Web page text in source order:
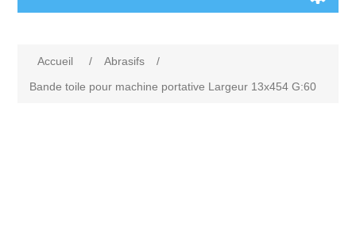
Accueil / Abrasifs
/
Bande toile pour machine portative Largeur 13x454 G:60